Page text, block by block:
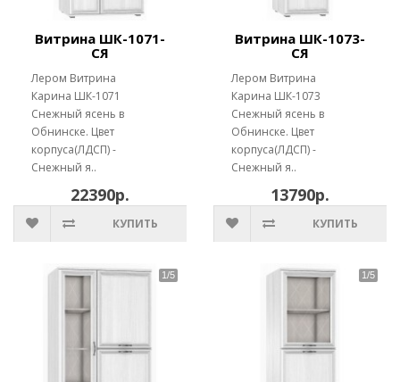
Витрина ШК-1071-
СЯ
Лером Витрина
Карина ШК-1071
Снежный ясень в
Обнинске. Цвет
корпуса(ЛДСП) -
Снежный я..
22390р.
КУПИТЬ
Витрина ШК-1073-
СЯ
Лером Витрина
Карина ШК-1073
Снежный ясень в
Обнинске. Цвет
корпуса(ЛДСП) -
Снежный я..
13790р.
КУПИТЬ